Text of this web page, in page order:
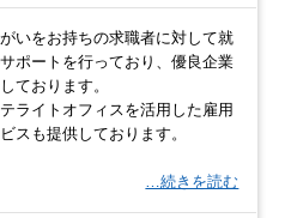
いをお持ちの求職者に対して就
ポートを行っており、優良企業
ております。
ライトオフィスを活用した雇用
スも提供しております。
…続きを読む